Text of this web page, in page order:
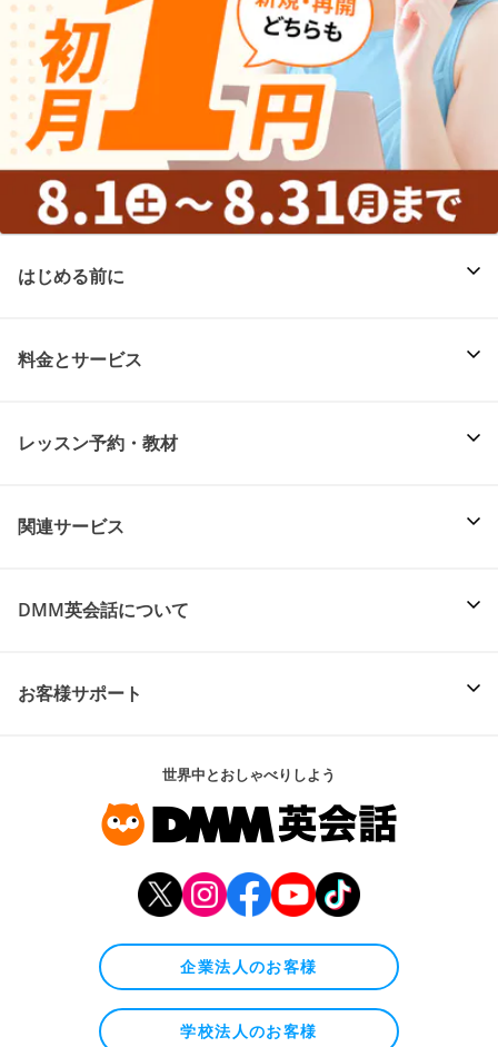
はじめる前に
料金とサービス
レッスン予約・教材
関連サービス
DMM英会話について
お客様サポート
世界中とおしゃべりしよう
企業法人のお客様
学校法人のお客様